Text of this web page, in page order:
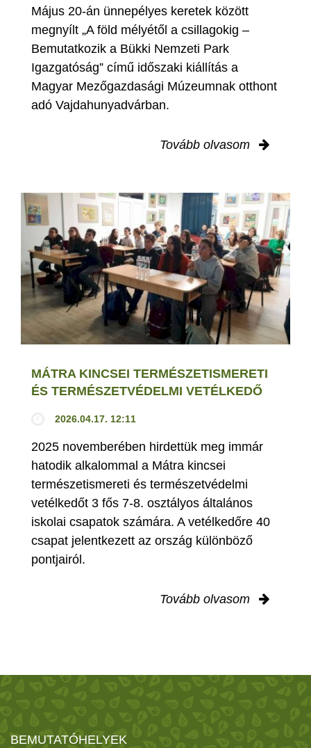
Május 20-án ünnepélyes keretek között
megnyílt „A föld mélyétől a csillagokig –
Bemutatkozik a Bükki Nemzeti Park
Igazgatóság” című időszaki kiállítás a
Magyar Mezőgazdasági Múzeumnak otthont
adó Vajdahunyadvárban.
Tovább olvasom
MÁTRA KINCSEI TERMÉSZETISMERETI
ÉS TERMÉSZETVÉDELMI VETÉLKEDŐ
2026.04.17. 12:11
2025 novemberében hirdettük meg immár
hatodik alkalommal a Mátra kincsei
természetismereti és természetvédelmi
vetélkedőt 3 fős 7-8. osztályos általános
iskolai csapatok számára. A vetélkedőre 40
csapat jelentkezett az ország különböző
pontjairól.
Tovább olvasom
BEMUTATÓHELYEK